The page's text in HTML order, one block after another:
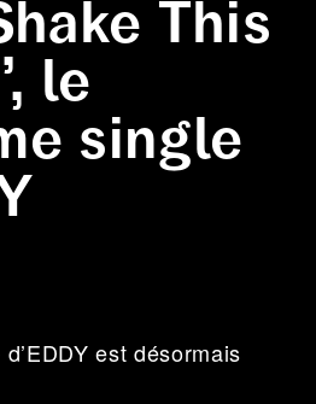
This
le
single
est désormais